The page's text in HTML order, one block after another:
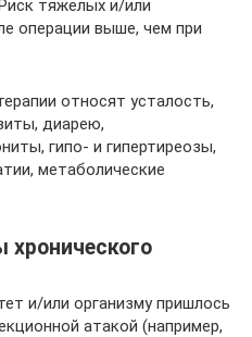
тяжелых и/или
операции выше, чем при
относят усталость,
диарею,
гипо- и гипертиреозы,
метаболические
и/или организму пришлось
атакой (например,